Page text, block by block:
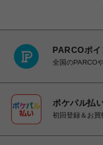
PARCOポイ
全国のPARCO
ポケパル払
初回登録＆お